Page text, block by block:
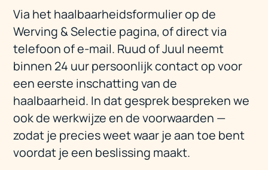
Via het haalbaarheidsformulier op de
Werving & Selectie pagina, of direct via
telefoon of e-mail. Ruud of Juul neemt
binnen 24 uur persoonlijk contact op voor
een eerste inschatting van de
haalbaarheid. In dat gesprek bespreken we
ook de werkwijze en de voorwaarden —
zodat je precies weet waar je aan toe bent
voordat je een beslissing maakt.